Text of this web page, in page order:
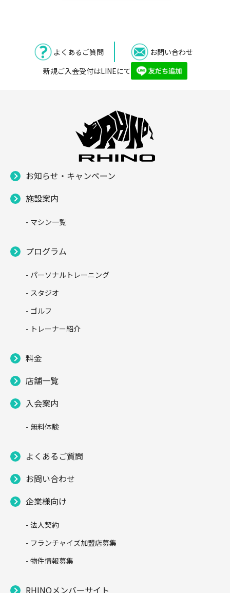
よくあるご質問
お問い合わせ
新規ご入会受付はLINEにて
お知らせ・キャンペーン
施設案内
- マシン一覧
プログラム
- パーソナルトレーニング
- スタジオ
- ゴルフ
- トレーナー紹介
料金
店舗一覧
入会案内
- 無料体験
よくあるご質問
お問い合わせ
企業様向け
- 法人契約
- フランチャイズ加盟店募集
- 物件情報募集
RHINOメンバーサイト